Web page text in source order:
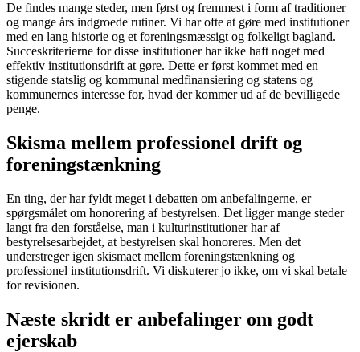
De findes mange steder, men først og fremmest i form af traditioner
og mange års indgroede rutiner. Vi har ofte at gøre med institutioner
med en lang historie og et foreningsmæssigt og folkeligt bagland.
Succeskriterierne for disse institutioner har ikke haft noget med
effektiv institutionsdrift at gøre. Dette er først kommet med en
stigen­de statslig og kommunal medfinansiering og statens og
kommunernes interesse for, hvad der kommer ud af de bevilligede
penge.
Skisma mellem professionel drift og
foreningstænkning
En ting, der har fyldt meget i debatten om anbefalingerne, er
spørgsmålet om honorering af bestyrelsen. Det ligger mange steder
langt fra den forståelse, man i kulturinstitu­tioner har af
bestyrelsesarbejdet, at besty­relsen skal honoreres. Men det
understreger igen skismaet mellem foreningstænkning og
professionel institutionsdrift. Vi diskuterer jo ikke, om vi skal betale
for revisionen.
Næste skridt er anbefalinger om godt
ejerskab